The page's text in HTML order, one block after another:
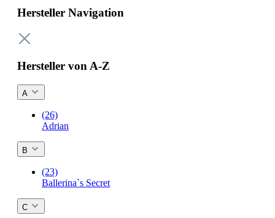
Hersteller Navigation
Hersteller von A-Z
A
(26)
Adrian
B
(23)
Ballerina`s Secret
C